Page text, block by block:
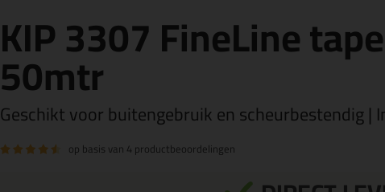
KIP 3307 FineLine
50mtr
Geschikt voor buitengebruik en scheurbestendig |
op basis van 4 productbeoordelingen